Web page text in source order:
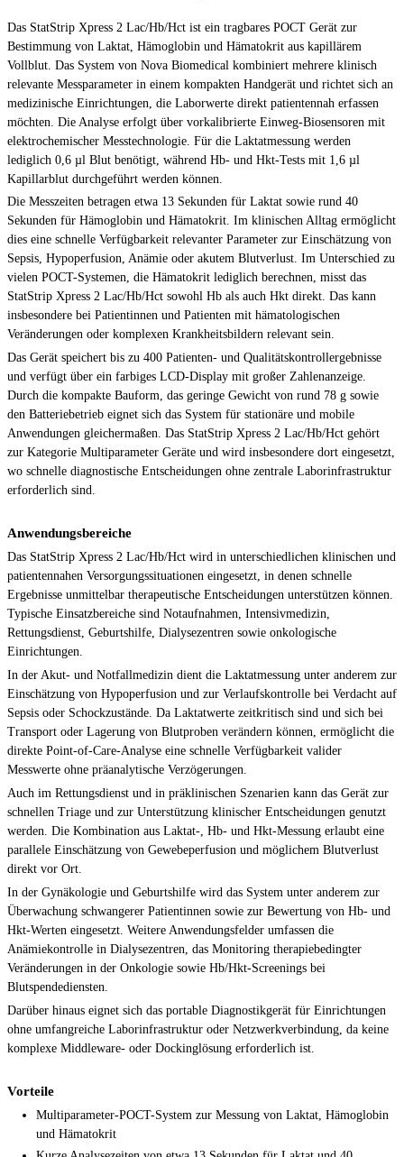
Das StatStrip Xpress 2 Lac/Hb/Hct ist ein tragbares POCT Gerät zur
Bestimmung von Laktat, Hämoglobin und Hämatokrit aus kapillärem
Vollblut. Das System von Nova Biomedical kombiniert mehrere klinisch
relevante Messparameter in einem kompakten Handgerät und richtet sich an
medizinische Einrichtungen, die Laborwerte direkt patientennah erfassen
möchten. Die Analyse erfolgt über vorkalibrierte Einweg-Biosensoren mit
elektrochemischer Messtechnologie. Für die Laktatmessung werden
lediglich 0,6 µl Blut benötigt, während Hb- und Hkt-Tests mit 1,6 µl
Kapillarblut durchgeführt werden können.
Die Messzeiten betragen etwa 13 Sekunden für Laktat sowie rund 40
Sekunden für Hämoglobin und Hämatokrit. Im klinischen Alltag ermöglicht
dies eine schnelle Verfügbarkeit relevanter Parameter zur Einschätzung von
Sepsis, Hypoperfusion, Anämie oder akutem Blutverlust. Im Unterschied zu
vielen POCT-Systemen, die Hämatokrit lediglich berechnen, misst das
StatStrip Xpress 2 Lac/Hb/Hct sowohl Hb als auch Hkt direkt. Das kann
insbesondere bei Patientinnen und Patienten mit hämatologischen
Veränderungen oder komplexen Krankheitsbildern relevant sein.
Das Gerät speichert bis zu 400 Patienten- und Qualitätskontrollergebnisse
und verfügt über ein farbiges LCD-Display mit großer Zahlenanzeige.
Durch die kompakte Bauform, das geringe Gewicht von rund 78 g sowie
den Batteriebetrieb eignet sich das System für stationäre und mobile
Anwendungen gleichermaßen. Das StatStrip Xpress 2 Lac/Hb/Hct gehört
zur Kategorie Multiparameter Geräte und wird insbesondere dort eingesetzt,
wo schnelle diagnostische Entscheidungen ohne zentrale Laborinfrastruktur
erforderlich sind.
Anwendungsbereiche
Das StatStrip Xpress 2 Lac/Hb/Hct wird in unterschiedlichen klinischen und
patientennahen Versorgungssituationen eingesetzt, in denen schnelle
Ergebnisse unmittelbar therapeutische Entscheidungen unterstützen können.
Typische Einsatzbereiche sind Notaufnahmen, Intensivmedizin,
Rettungsdienst, Geburtshilfe, Dialysezentren sowie onkologische
Einrichtungen.
In der Akut- und Notfallmedizin dient die Laktatmessung unter anderem zur
Einschätzung von Hypoperfusion und zur Verlaufskontrolle bei Verdacht auf
Sepsis oder Schockzustände. Da Laktatwerte zeitkritisch sind und sich bei
Transport oder Lagerung von Blutproben verändern können, ermöglicht die
direkte Point-of-Care-Analyse eine schnelle Verfügbarkeit valider
Messwerte ohne präanalytische Verzögerungen.
Auch im Rettungsdienst und in präklinischen Szenarien kann das Gerät zur
schnellen Triage und zur Unterstützung klinischer Entscheidungen genutzt
werden. Die Kombination aus Laktat-, Hb- und Hkt-Messung erlaubt eine
parallele Einschätzung von Gewebeperfusion und möglichem Blutverlust
direkt vor Ort.
In der Gynäkologie und Geburtshilfe wird das System unter anderem zur
Überwachung schwangerer Patientinnen sowie zur Bewertung von Hb- und
Hkt-Werten eingesetzt. Weitere Anwendungsfelder umfassen die
Anämiekontrolle in Dialysezentren, das Monitoring therapiebedingter
Veränderungen in der Onkologie sowie Hb/Hkt-Screenings bei
Blutspendediensten.
Darüber hinaus eignet sich das portable Diagnostikgerät für Einrichtungen
ohne umfangreiche Laborinfrastruktur oder Netzwerkverbindung, da keine
komplexe Middleware- oder Dockinglösung erforderlich ist.
Vorteile
Multiparameter-POCT-System zur Messung von Laktat, Hämoglobin
und Hämatokrit